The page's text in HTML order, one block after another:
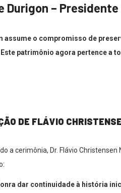
Durigon –
assume o compromisso de
patrimônio agora pertence a
DE FLÁVIO
a cerimônia, Dr. Flávio
dar continuidade à história